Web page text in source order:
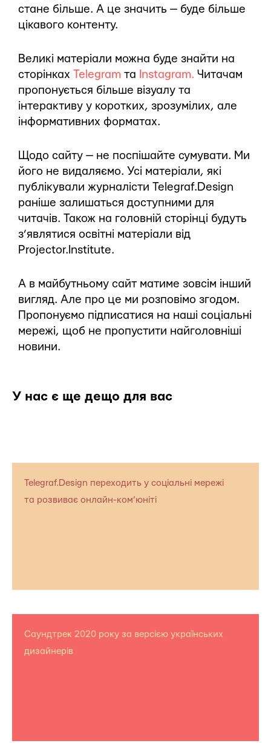
стане більше. А це значить — буде більше
цікавого контенту.
Великі матеріали можна буде знайти на
сторінках Telegram та Instagram. Читачам
пропонується більше візуалу та
інтерактиву у коротких, зрозумілих, але
інформативних форматах.
Щодо сайту — не поспішайте сумувати. Ми
його не видаляємо. Усі матеріали, які
публікували журналісти Telegraf.Design
раніше залишаться доступними для
читачів. Також на головній сторінці будуть
з’являтися освітні матеріали від
Projector.Institute.
А в майбутньому сайт матиме зовсім інший
вигляд. Але про це ми розповімо згодом.
Пропонуємо підписатися на наші соціальні
мережі, щоб не пропустити найголовніші
новини.
У нас є ще дещо для вас
Telegraf.Design переходить у соціальні мережі
та розвиває онлайн-ком’юніті
Саундтрек 2020 року за версією українських
дизайнерів